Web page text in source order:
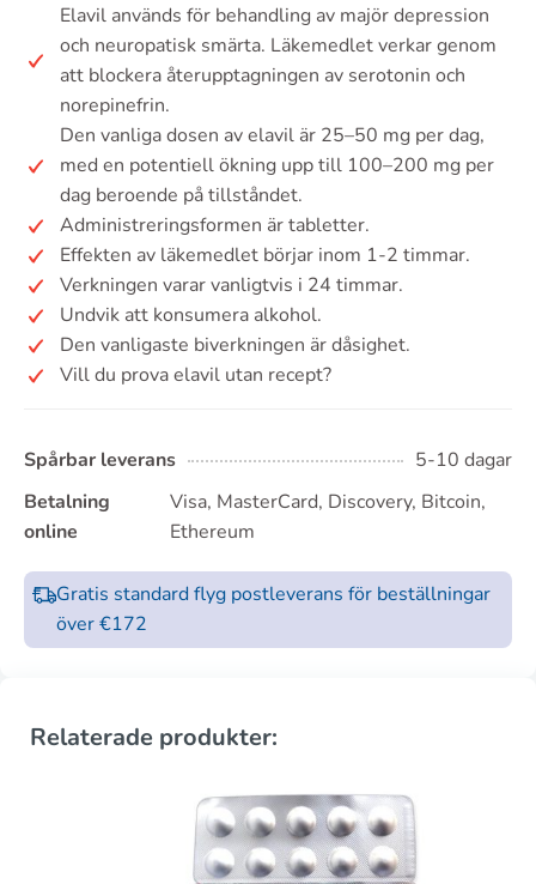
Elavil används för behandling av majör depression
och neuropatisk smärta. Läkemedlet verkar genom
att blockera återupptagningen av serotonin och
norepinefrin.
Den vanliga dosen av elavil är 25–50 mg per dag,
med en potentiell ökning upp till 100–200 mg per
dag beroende på tillståndet.
Administreringsformen är tabletter.
Effekten av läkemedlet börjar inom 1-2 timmar.
Verkningen varar vanligtvis i 24 timmar.
Undvik att konsumera alkohol.
Den vanligaste biverkningen är dåsighet.
Vill du prova elavil utan recept?
Spårbar leverans
5-10 dagar
Betalning
online
Visa, MasterCard, Discovery, Bitcoin,
Ethereum
Gratis standard flyg postleverans för beställningar
över €172
Relaterade produkter: